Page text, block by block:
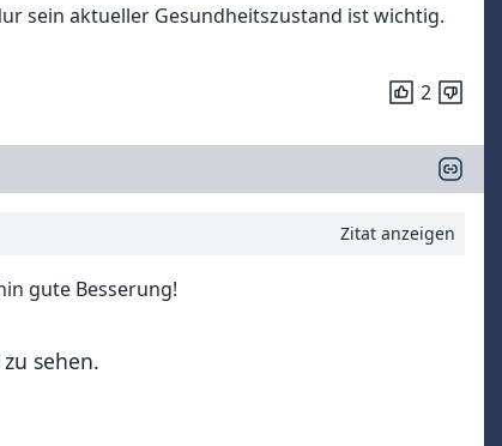
sein aktueller Gesundheitszustand ist wichtig.
2
Zitat anzeigen
gute Besserung!
sehen.